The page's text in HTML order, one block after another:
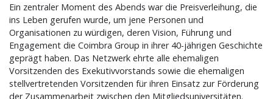
Ein zentraler Moment des Abends war die Preisverleihung, die
ins Leben gerufen wurde, um jene Personen und
Organisationen zu würdigen, deren Vision, Führung und
Engagement die Coimbra Group in ihrer 40-jährigen Geschichte
geprägt haben. Das Netzwerk ehrte alle ehemaligen
Vorsitzenden des Exekutivvorstands sowie die ehemaligen
stellvertretenden Vorsitzenden für ihren Einsatz zur Förderung
der Zusammenarbeit zwischen den Mitgliedsuniversitäten.